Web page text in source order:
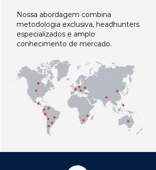
Nossa abordagem combina
metodologia exclusiva, headhunters
especializados e amplo
conhecimento de mercado.